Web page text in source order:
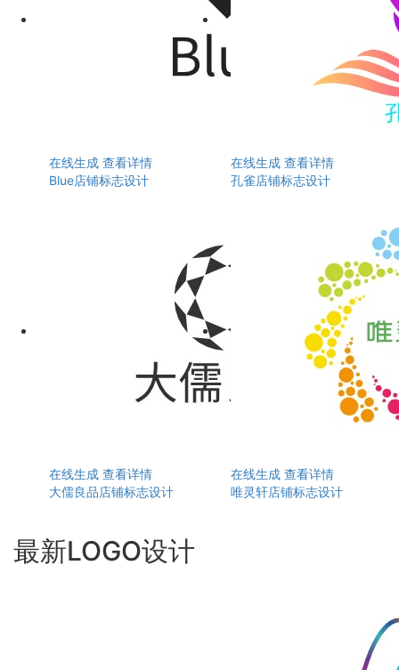
在线生成 查看详情
Blue店铺标志设计
在线生成 查看详情
孔雀店铺标志设计
在线生成 查看详情
大儒良品店铺标志设计
在线生成 查看详情
唯灵轩店铺标志设计
最新LOGO设计